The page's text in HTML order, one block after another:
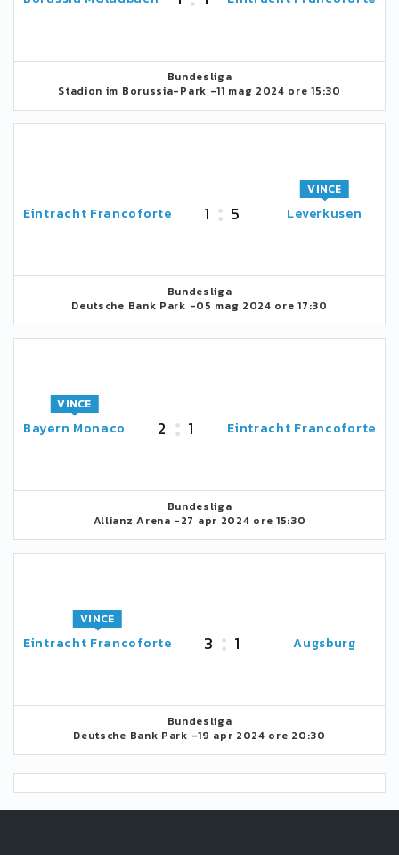
Bundesliga
Stadion im Borussia-Park -11 mag 2024 ore 15:30
Eintracht Francoforte 1 5 Leverkusen
VINCE
Bundesliga
Deutsche Bank Park -05 mag 2024 ore 17:30
Bayern Monaco
VINCE
2 1 Eintracht Francoforte
Bundesliga
Allianz Arena -27 apr 2024 ore 15:30
Eintracht Francoforte
VINCE
3 1 Augsburg
Bundesliga
Deutsche Bank Park -19 apr 2024 ore 20:30